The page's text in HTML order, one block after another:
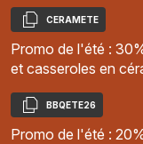
Copier
CERAMETE
Promo de l'été :
et casseroles en
Copier
BBQETE26
Promo de l'été :